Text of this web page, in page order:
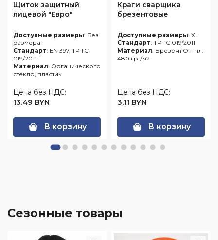
Щиток защитный
лицевой "Евро"
Доступные размеры: Без
размера
Стандарт: EN 397, ТР ТС
019/2011
Материал: Органического
стекло, пластик
Цена без НДС:
13.49 BYN
В корзину
Краги сварщика
брезентовые
Доступные размеры: XL
Стандарт: ТР ТС 019/2011
Материал: Брезент ОП пл.
480 гр./м2
Цена без НДС:
3.11 BYN
В корзину
Сезонные товары